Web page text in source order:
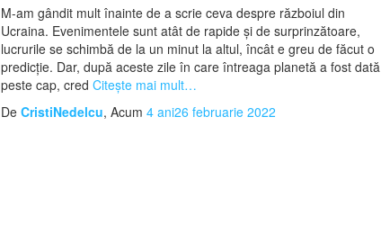
M-am gândit mult înainte de a scrie ceva despre războiul din
Ucraina. Evenimentele sunt atât de rapide și de surprinzătoare,
lucrurile se schimbă de la un minut la altul, încât e greu de făcut o
predicție. Dar, după aceste zile în care întreaga planetă a fost dată
peste cap, cred Citește mai mult…
De CristiNedelcu, Acum 4 ani26 februarie 2022